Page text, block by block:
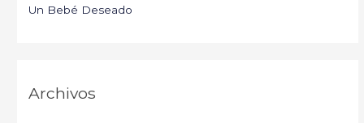
Un Bebé Deseado
Archivos